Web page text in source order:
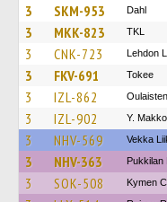
3 SKM-953 Dahl
3 MKK-823 TKL
3 CNK-723 Lehdon
3 FKV-691 Tokee
3 IZL-862
3 IZL-902 Y.
3 NHV-569 Vekka
3 NHV-363 Pukkilan
3 SOK-508 Kymen